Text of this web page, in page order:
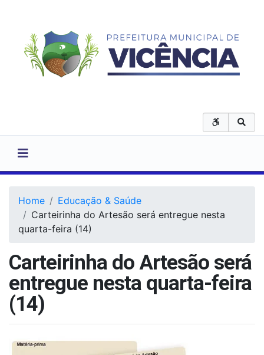
Home
Educação & Saúde
Carteirinha do Artesão será entregue nesta
quarta-feira (14)
Carteirinha do Artesão será
entregue nesta quarta-feira
(14)